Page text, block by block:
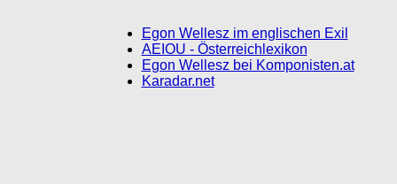
Egon Wellesz im englischen Exil
AEIOU - Österreichlexikon
Egon Wellesz bei Komponisten.at
Karadar.net